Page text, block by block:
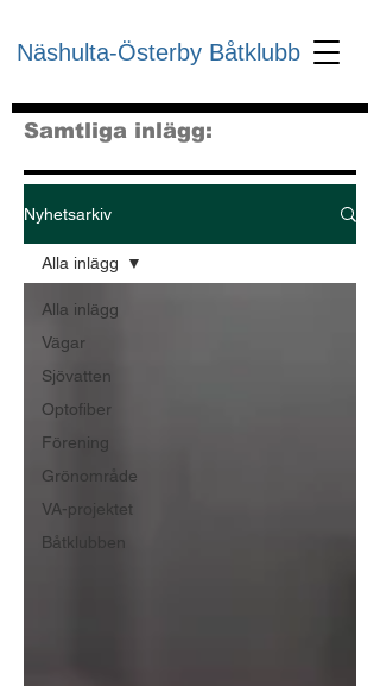
Näshulta-Österby Båtklubb
Samtliga inlägg:
Nyhetsarkiv
Alla inlägg
Vägar
Sjövatten
Optofiber
Förening
Grönområde
VA-projektet
Båtklubben
Alla inlägg